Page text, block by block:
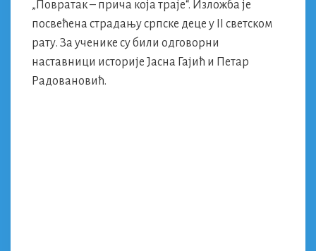
„Повратак – прича која траје“. Изложба је
посвећена страдању српске деце у II светском
рату. За ученике су били одговорни
наставници историје Јасна Гајић и Петар
Радовановић.